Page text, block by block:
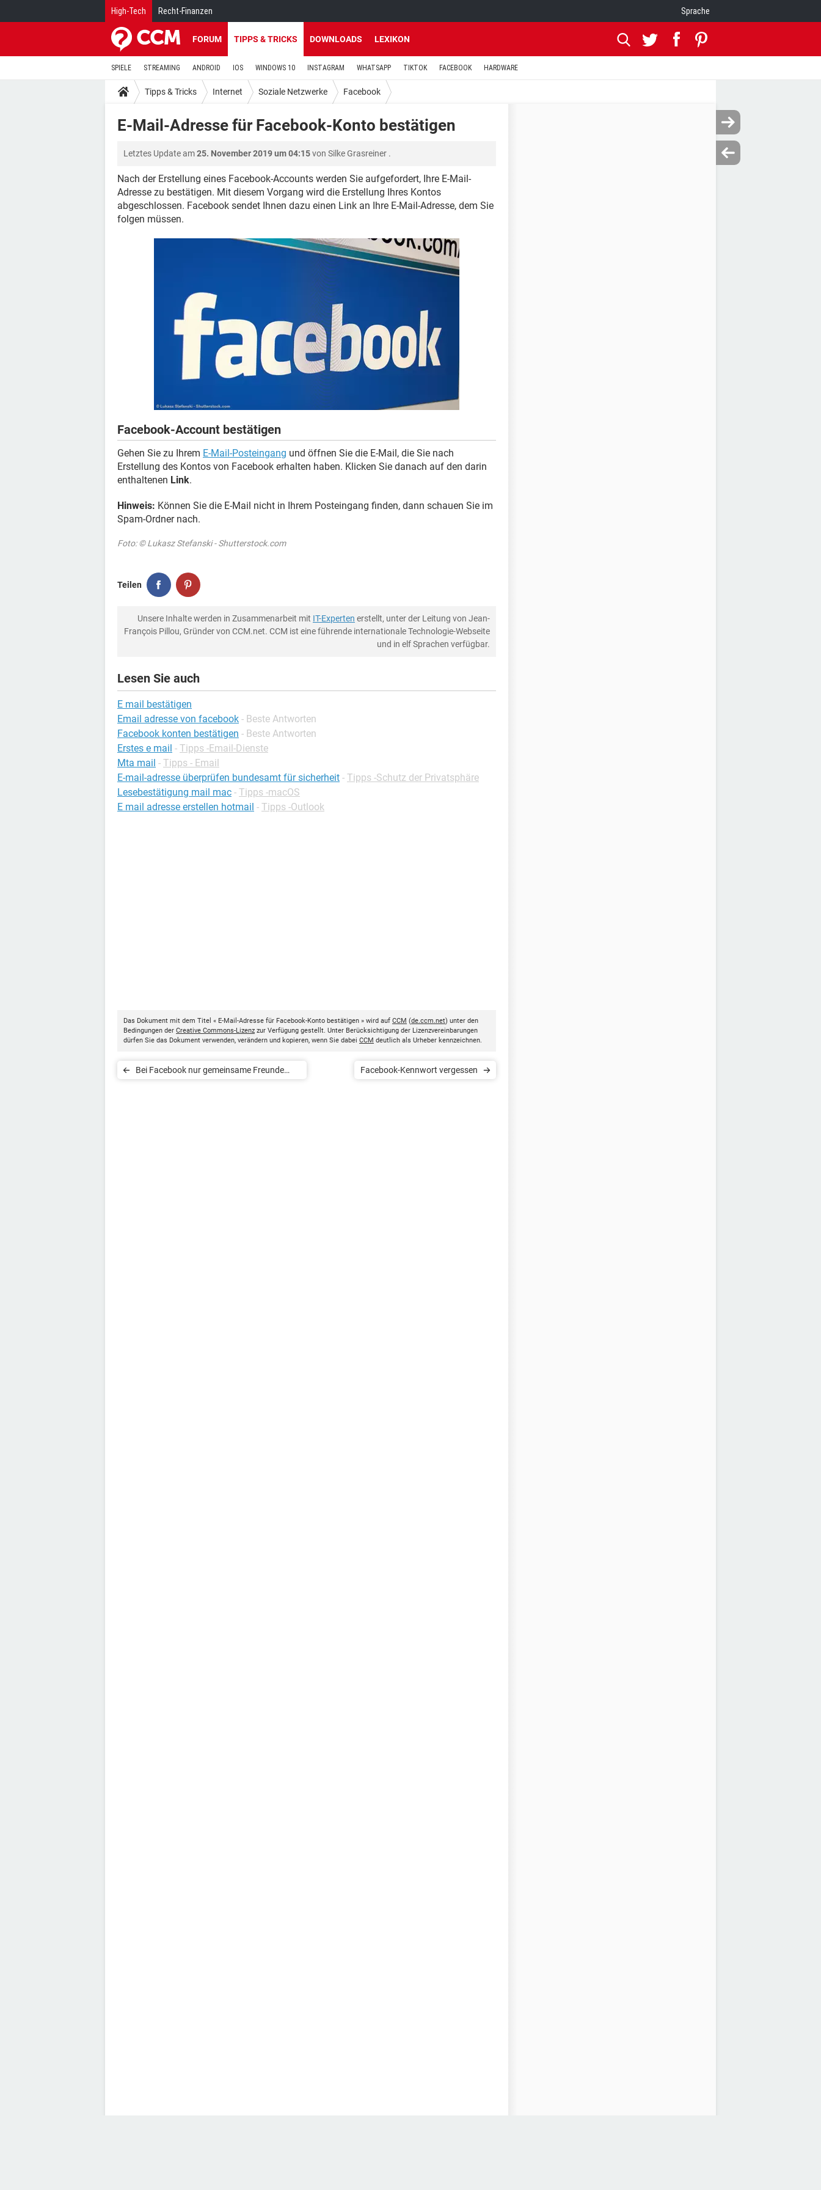
High-Tech Recht-Finanzen Sprache
FORUM TIPPS & TRICKS DOWNLOADS LEXIKON
SPIELE STREAMING ANDROID IOS WINDOWS 10 INSTAGRAM WHATSAPP TIKTOK FACEBOOK HARDWARE
Tipps & Tricks Internet Soziale Netzwerke Facebook
E-Mail-Adresse für Facebook-Konto bestätigen
Letztes Update am25. November 2019 um 04:15von Silke Grasreiner .
Nach der Erstellung eines Facebook-Accounts werden Sie aufgefordert, Ihre E-Mail-
Adresse zu bestätigen. Mit diesem Vorgang wird die Erstellung Ihres Kontos
abgeschlossen. Facebook sendet Ihnen dazu einen Link an Ihre E-Mail-Adresse, dem Sie
folgen müssen.
Facebook-Account bestätigen
Gehen Sie zu Ihrem E-Mail-Posteingang und öffnen Sie die E-Mail, die Sie nach
Erstellung des Kontos von Facebook erhalten haben. Klicken Sie danach auf den darin
enthaltenen Link.
Hinweis: Können Sie die E-Mail nicht in Ihrem Posteingang finden, dann schauen Sie im
Spam-Ordner nach.
Foto: © Lukasz Stefanski - Shutterstock.com
Teilen
Unsere Inhalte werden in Zusammenarbeit mit IT-Experten erstellt, unter der Leitung von Jean-
François Pillou, Gründer von CCM.net. CCM ist eine führende internationale Technologie-Webseite
und in elf Sprachen verfügbar.
Lesen Sie auch
E mail bestätigen
Email adresse von facebook - Beste Antworten
Facebook konten bestätigen - Beste Antworten
Erstes e mail - Tipps -Email-Dienste
Mta mail - Tipps - Email
E-mail-adresse überprüfen bundesamt für sicherheit - Tipps -Schutz der Privatsphäre
Lesebestätigung mail mac - Tipps -macOS
E mail adresse erstellen hotmail - Tipps -Outlook
Das Dokument mit dem Titel « E-Mail-Adresse für Facebook-Konto bestätigen » wird auf CCM (de.ccm.net) unter den
Bedingungen der Creative Commons-Lizenz zur Verfügung gestellt. Unter Berücksichtigung der Lizenzvereinbarungen
dürfen Sie das Dokument verwenden, verändern und kopieren, wenn Sie dabei CCM deutlich als Urheber kennzeichnen.
Bei Facebook nur gemeinsame Freunde
Facebook-Kennwort vergessen